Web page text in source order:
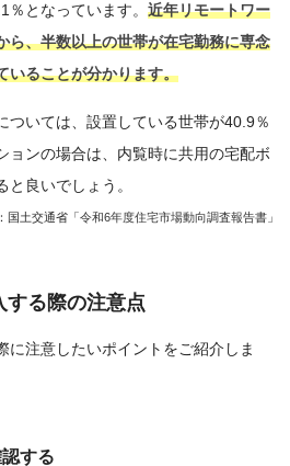
となっています。 近年リモートワー
ら、半数以上の世帯が在宅勤務に専念
いることが分かります。
ついては、設置している世帯が40.9％
ョンの場合は、内覧時に共用の宅配ボ
良いでしょう。
国土交通省「 令和6年度住宅市場動向調査報告書 」
する際の注意点
に注意したいポイントをご紹介しま
する